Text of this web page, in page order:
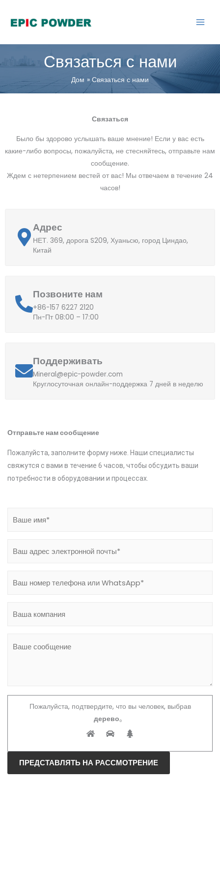
содержанию
Связаться с нами
Дом Связаться с нами
Связаться
Было бы здорово услышать ваше мнение! Если у вас есть
какие-либо вопросы, пожалуйста, не стесняйтесь, отправьте нам
сообщение.
Ждем с нетерпением вестей от вас! Мы отвечаем в течение 24
часов!
Адрес
НЕТ. 369, дорога S209, Хуаньсю, город Циндао,
Китай
Позвоните нам
+86-157 6227 2120
Пн-Пт 08:00 – 17:00
Поддерживать
Mineral@epic-powder.com
Круглосуточная онлайн-поддержка 7 дней в неделю
Отправьте нам сообщение
Пожалуйста, заполните форму ниже. Наши специалисты
свяжутся с вами в течение 6 часов, чтобы обсудить ваши
потребности в оборудовании и процессах.
Пожалуйста, подтвердите, что вы человек, выбрав
дерево。